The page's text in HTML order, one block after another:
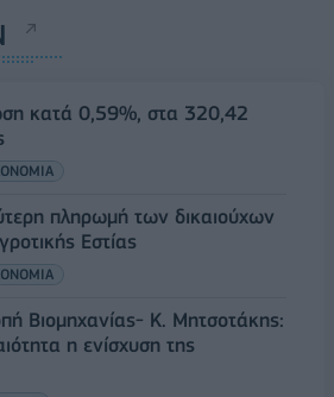
κατά 0,59%, στα 320,42
πληρωμή των δικαιούχων
Εστίας
Βιομηχανίας- Κ. Μητσοτάκης:
η ενίσχυση της